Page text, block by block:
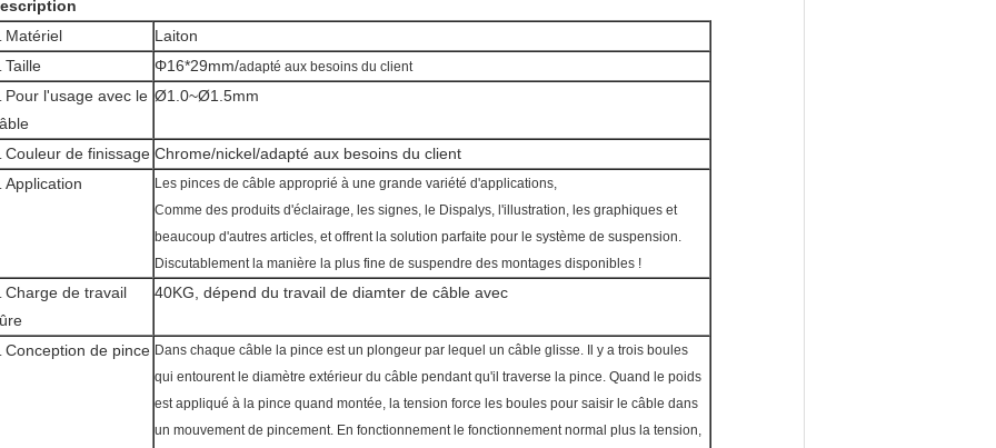
Matériel Laiton
Taille Φ16*29mm/adapté aux besoins du client
Pour l'usage avec le Ø1.0~Ø1.5mm
Couleur de finissage Chrome/nickel/adapté aux besoins du client
Application
Les pinces de câble approprié à une grande variété d'applications,
Comme des produits d'éclairage, les signes, le Dispalys, l'illustration, les graphiques et
beaucoup d'autres articles, et offrent la solution parfaite pour le système de suspension.
Discutablement la manière la plus fine de suspendre des montages disponibles !
Charge de travail
40KG, dépend du travail de diamter de câble avec
Conception de pince Dans chaque câble la pince est un plongeur par lequel un câble glisse. Il y a trois boules
qui entourent le diamètre extérieur du câble pendant qu'il traverse la pince. Quand le poids
est appliqué à la pince quand montée, la tension force les boules pour saisir le câble dans
un mouvement de pincement. En fonctionnement le fonctionnement normal plus la tension,